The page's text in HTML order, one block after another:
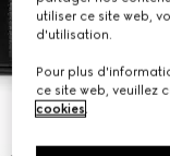
utiliser ce site web,
d'utilisation.
Pour plus
ce site web, veuillez
cookies.